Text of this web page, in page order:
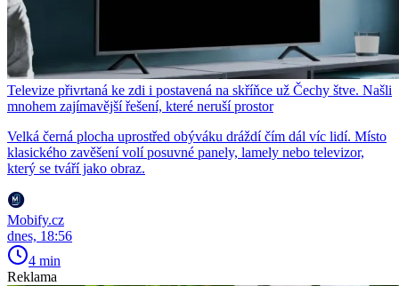
Televize přivrtaná ke zdi i postavená na skříňce už Čechy štve. Našli
mnohem zajímavější řešení, které neruší prostor
Velká černá plocha uprostřed obýváku dráždí čím dál víc lidí. Místo
klasického zavěšení volí posuvné panely, lamely nebo televizor,
který se tváří jako obraz.
Mobify.cz
dnes, 18:56
4 min
Reklama